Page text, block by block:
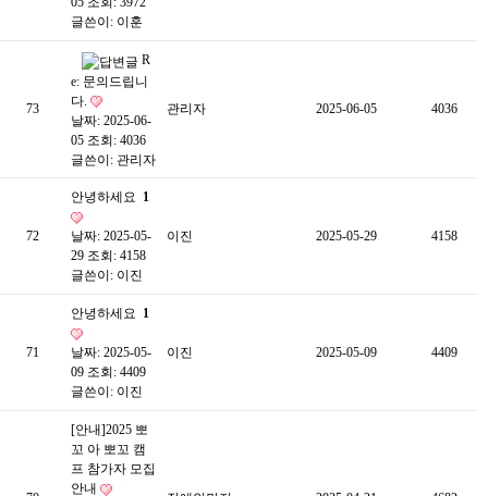
글쓴이: 이훈
73
R
e: 문의드립니
다.
날짜: 2025-06-
05 조회: 4036
글쓴이: 관리자
관리자 2025-06-05 4036
72
안녕하세요 1
날짜: 2025-05-
29 조회: 4158
글쓴이: 이진
이진 2025-05-29 4158
71
안녕하세요 1
날짜: 2025-05-
09 조회: 4409
글쓴이: 이진
이진 2025-05-09 4409
[안내]2025 뽀
꼬 아 뽀꼬 캠
프 참가자 모집
안내